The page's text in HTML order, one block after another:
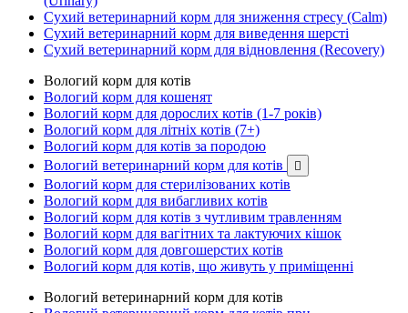
Сухий ветеринарний корм для зниження стресу (Calm)
Сухий ветеринарний корм для виведення шерсті
Сухий ветеринарний корм для відновлення (Recovery)
Вологий корм для котів
Вологий корм для кошенят
Вологий корм для дорослих котів (1-7 років)
Вологий корм для літніх котів (7+)
Вологий корм для котів за породою
Вологий ветеринарний корм для котів

Вологий корм для стерилізованих котів
Вологий корм для вибагливих котів
Вологий корм для котів з чутливим травленням
Вологий корм для вагітних та лактуючих кішок
Вологий корм для довгошерстих котів
Вологий корм для котів, що живуть у приміщенні
Вологий ветеринарний корм для котів